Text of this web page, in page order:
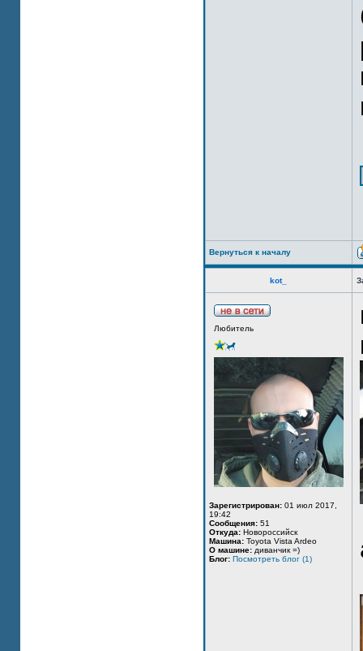
Вернуться к началу
kot_
Любитель
Зарегистрирован: 01 июл 2017,
19:42
Сообщения: 51
Откуда: Новороссийск
Машина: Toyota Vista Ardeo
О машине: диванчик =)
Блог: Посмотреть блог (1)